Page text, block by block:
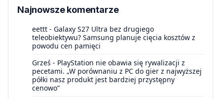
Najnowsze komentarze
eettt - Galaxy S27 Ultra bez drugiego
teleobiektywu? Samsung planuje cięcia kosztów z
powodu cen pamięci
Grześ - PlayStation nie obawia się rywalizacji z
pecetami. „W porównaniu z PC do gier z najwyższej
półki nasz produkt jest bardziej przystępny
cenowo”